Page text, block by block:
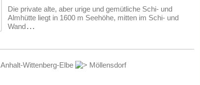
Die private alte, aber urige und gemütliche Schi- und
Almhütte liegt in 1600 m Seehöhe, mitten im Schi- und
Wand...
Anhalt-Wittenberg-Elbe Möllensdorf